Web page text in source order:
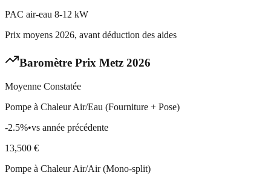
PAC air-eau 8-12 kW
Prix moyens 2026, avant déduction des aides
Baromètre Prix Metz 2026
Moyenne Constatée
Pompe à Chaleur Air/Eau (Fourniture + Pose)
-2.5%•vs année précédente
13,500 €
Pompe à Chaleur Air/Air (Mono-split)